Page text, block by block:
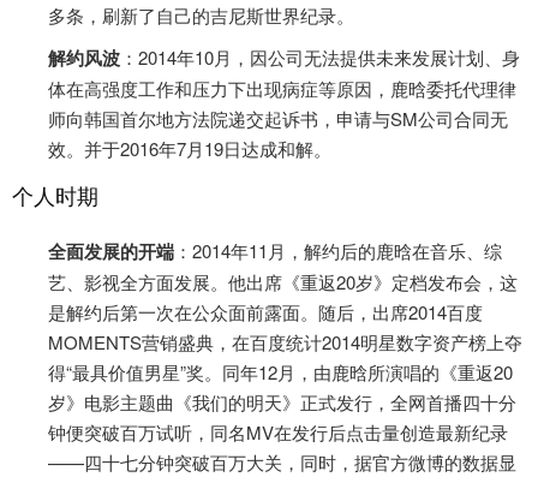
多条，刷新了自己的吉尼斯世界纪录。
解约风波 ：2014年10月，因公司无法提供未来发展计划、身
体在高强度工作和压力下出现病症等原因，鹿晗委托代理律
师向韩国首尔地方法院递交起诉书，申请与SM公司合同无
效。并于2016年7月19日达成和解。
个人时期
全面发展的开端 ：2014年11月，解约后的鹿晗在音乐、综
艺、影视全方面发展。他出席《重返20岁》定档发布会，这
是解约后第一次在公众面前露面。随后，出席2014百度
MOMENTS营销盛典，在百度统计2014明星数字资产榜上夺
得“最具价值男星”奖。同年12月，由鹿晗所演唱的《重返20
岁》电影主题曲《我们的明天》正式发行，全网首播四十分
钟便突破百万试听，同名MV在发行后点击量创造最新纪录
——四十七分钟突破百万大关，同时，据官方微博的数据显